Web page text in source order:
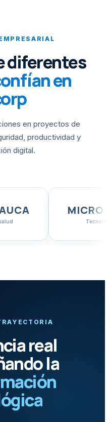
diferentes
en
en proyectos de
productividad y
digital.
MICROSOFT
real
la